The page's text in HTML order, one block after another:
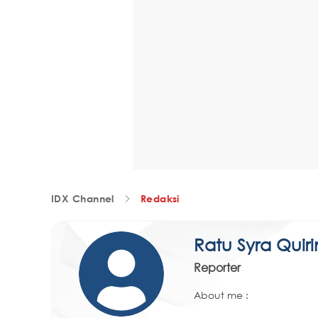
IDX Channel Redaksi
Ratu Syra
Reporter
About me :